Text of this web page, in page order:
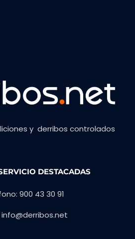
y derribos controlados
DESTACADAS
900 43 30 91
info@derribos.net